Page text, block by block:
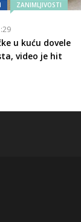
ZANIMLJIVOSTI
u kuću dovele
video je hit